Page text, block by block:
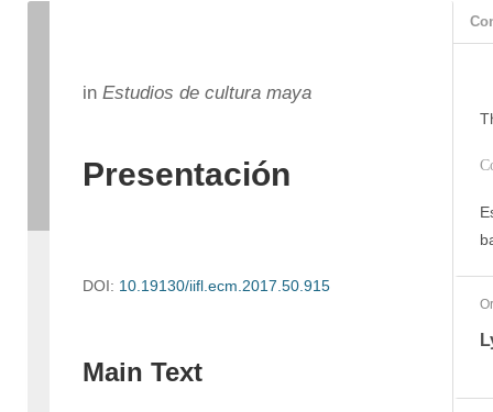
in Estudios de cultura maya
Presentación
DOI: 10.19130/iifl.ecm.2017.50.915
Main Text